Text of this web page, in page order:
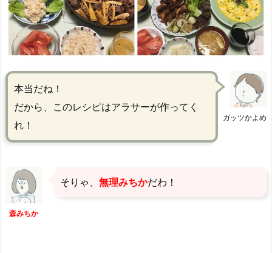
ガッツかよめ
本当だね！
だから、このレシピはアラサーが作ってく
れ！
森みちか
そりゃ、 無理みちかだわ！